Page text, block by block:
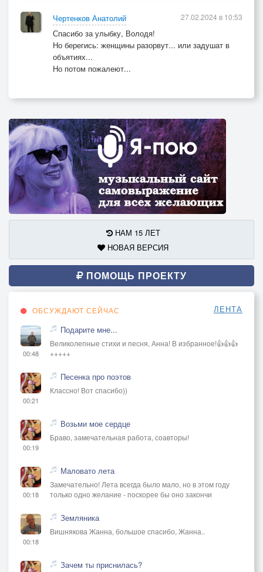
Чертенков Анатолий
Спасибо за улыбку, Володя!
Но берегись: женщины разорвут... или задушат в
объятиях...
Но потом пожалеют...
27.02.2024 в 10:53
НАМ 15 ЛЕТ
НОВАЯ ВЕРСИЯ
ПОМОЩЬ ПРОЕКТУ
ОБСУЖДАЮТ СЕЙЧАС ЛЕНТА
00:48
Подарите мне...
Великолепные стихи и песня, Анна! В избранное!👍👍👍
+++++
00:21
Песенка про поэтов
Классно! Вот спасибо))
00:19
Возьми мое сердце
Браво, замечательная работа, соавторы!
00:18
Маловато лета
Замечательно! Лета всегда было мало, но в этом году
только одно желание - поскорее бы оно закончи
00:18
Земляника
Вишнякова Жанна, большое спасибо, Жанна..
Зачем ты приснилась?